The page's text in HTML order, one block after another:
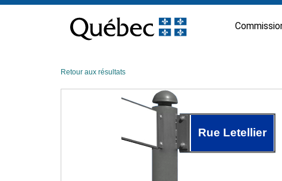
contenu
Retour aux résultats
Rue Letellier